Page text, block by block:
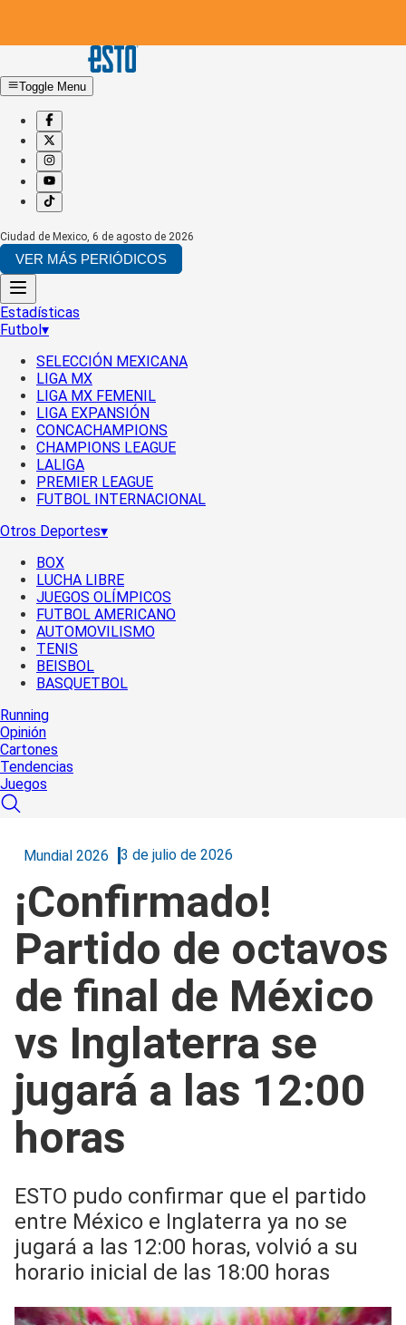
Toggle Menu
Ciudad de Mexico, 6 de agosto de 2026
VER MÁS PERIÓDICOS
Estadísticas
Futbol▾
SELECCIÓN MEXICANA
LIGA MX
LIGA MX FEMENIL
LIGA EXPANSIÓN
CONCACHAMPIONS
CHAMPIONS LEAGUE
LALIGA
PREMIER LEAGUE
FUTBOL INTERNACIONAL
Otros Deportes▾
BOX
LUCHA LIBRE
JUEGOS OLÍMPICOS
FUTBOL AMERICANO
AUTOMOVILISMO
TENIS
BEISBOL
BASQUETBOL
Running
Opinión
Cartones
Tendencias
Juegos
Mundial 2026 3 de julio de 2026
¡Confirmado!
Partido de octavos
de final de México
vs Inglaterra se
jugará a las 12:00
horas
ESTO pudo confirmar que el partido
entre México e Inglaterra ya no se
jugará a las 12:00 horas, volvió a su
horario inicial de las 18:00 horas